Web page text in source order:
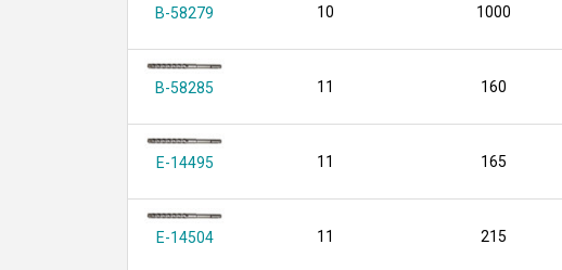
B-58279 10 1000
B-58285 11 160
E-14495 11 165
E-14504 11 215